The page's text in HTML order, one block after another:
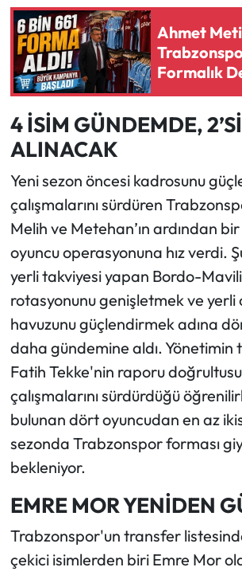
Ahmet
Formalık
4 İSİM GÜNDEMDE, 2’Sİ
ALINACAK
Yeni sezon öncesi kadrosunu
çalışmalarını sürdüren
Melih ve Metehan’ın ardından
oyuncu operasyonuna hız verdi.
yerli takviyesi yapan Bordo-
rotasyonunu genişletmek ve yerli
havuzunu güçlendirmek adına
daha gündemine aldı. Yönetimin
Fatih Tekke'nin raporu
çalışmalarını sürdürdüğü
bulunan dört oyuncudan en az
sezonda Trabzonspor forması
bekleniyor.
EMRE MOR YENİDEN
Trabzonspor'un transfer
çekici isimlerden biri Emre Mor
Ekonomi
Sağlık
Turizm
Teknoloji